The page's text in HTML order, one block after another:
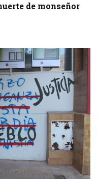
de monseñor